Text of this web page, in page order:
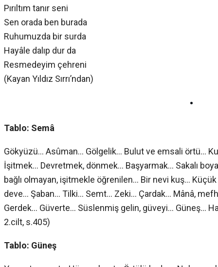
Pırıltım tanır seni
Sen orada ben burada
Ruhumuzda bir surda
Hayâle dalıp dur da
Resmedeyim çehreni
(Kayan Yıldız Sırrı’ndan)
•
Tablo: Semâ
Gökyüzü… Asûman… Gölgelik… Bulut ve emsali örtü…
İşitmek… Devretmek, dönmek… Başyarmak… Sakalı
bağlı olmayan, işitmekle öğrenilen… Bir nevi kuş…
deve… Şaban… Tilki… Semt… Zeki… Çardak… Mânâ,
Gerdek… Güverte… Süslenmiş gelin, güveyi… Güneş…
2.cilt, s.405)
Tablo: Güneş